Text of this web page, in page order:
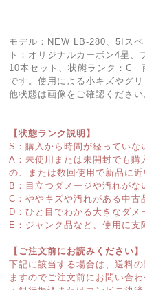
モデル：NEW LB-280、5Iス
ト：オリジナルカーボン4星、
10本セット、状態ランク：C
です。使用による小キズやグ
他状態は画像をご確認ください
【状態ランク説明】
S：購入から時間が経っていな
A：未使用または未開封でも購
の、または数回使用で新品に近
B：目立つダメージや汚れがな
C：ややキズや汚れがある中古
D：ひと目でわかる大きなダメ
E：ジャンク品など、使用に支
【ご注文前にお読みください】
下記に該当する場合は、送料
ますのでご注文前にお問い合わ